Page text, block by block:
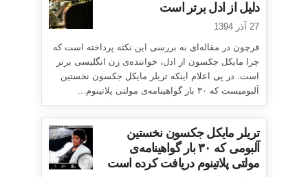
دلیل از ادل برتر است
27 آذر 1394
فرچون در مقاله‌ای به بررسی این نکته پرداخته است که
چرا مایکل جکسون از ادل، خواننده‌ی زن انگلیسی برتر
است. در پی اعلام اینکه تریلر مایکل جکسون نخستین
آلبومیست که ۳۰ بار گواهینامه‌ی مولتی پلاتینوم...
تریلر مایکل جکسون نخستین
آلبومی که ۳۰ بار گواهینامه‌ی
مولتی پلاتینوم دریافت کرده است